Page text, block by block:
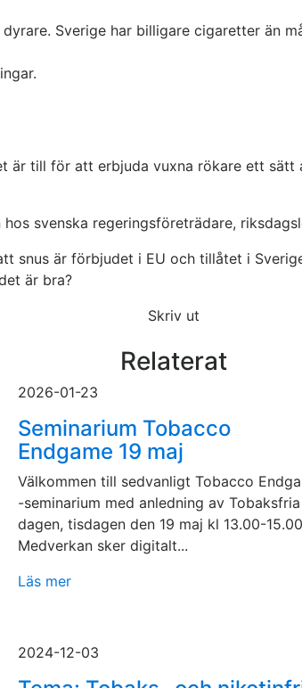
Sverige har billigare cigaretter än
är till för att erbjuda vuxna rökare ett
svenska regeringsföreträdare,
snus är förbjudet i EU och tillåtet i
är bra?
Skriv ut
Relaterat
2026-01-23
Seminarium Tobacco
Endgame 19 maj
Välkommen till sedvanligt Tobacco
-seminarium med anledning av Tobaksfria
dagen, tisdagen den 19 maj kl 13.00-
Medverkan sker digitalt...
Läs mer
2024-12-03